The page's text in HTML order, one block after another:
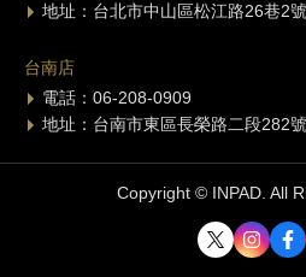
地址：台北市中山區松江路26巷2
台南店
電話：06-208-0909
地址：台南市東區長榮路二段282號
Copyright © INPAD. All